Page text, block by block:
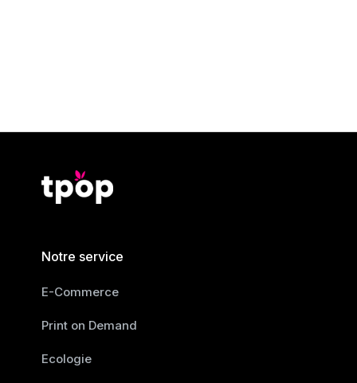
Notre service
E-Commerce
Print on Demand
Ecologie